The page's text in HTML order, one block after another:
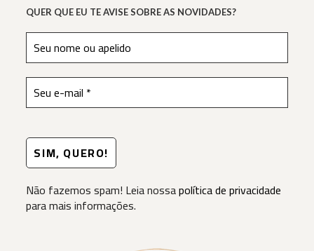
QUER QUE EU TE AVISE SOBRE AS NOVIDADES?
Não fazemos spam! Leia nossapolítica de privacidade
para mais informações.